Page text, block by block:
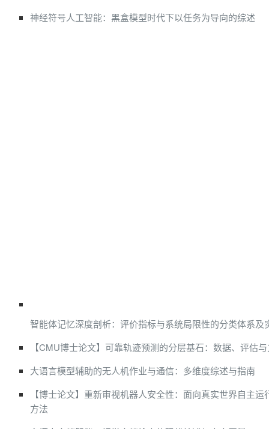
神经符号人工智能：黑盒模型时代下以任务为导向的综述
智能体记忆深度剖析：评价指标与系统局限性的分类体系及
【CMU博士论文】可靠轨迹预测的分层基石：数据、评估
大语言模型辅助的无人机作业与通信：多维度综述与指南
【博士论文】重新审视机器人安全性：面向真实世界自主
方法